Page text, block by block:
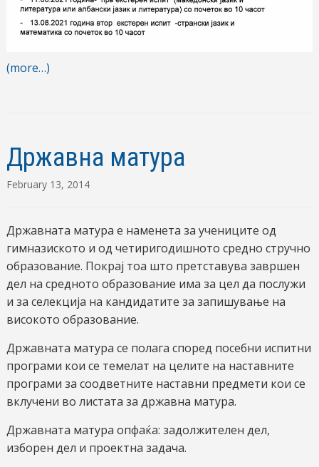
(more…)
Државна матура
February 13, 2014
Државната матура е наменета за учениците од
гимназиското и од четиригодишното средно стручно
образование. Покрај тоа што претставува завршен
дел на средното образование има за цел да послужи
и за селекција на кандидатите за запишување на
високото образование.
Државната матура се полага според посебни испитни
програми кои се темелат на целите на наставните
програми за соодветните наставни предмети кои се
вклучени во листата за државна матура.
Државната матура опфаќа: задолжителен дел,
изборен дел и проектна задача.